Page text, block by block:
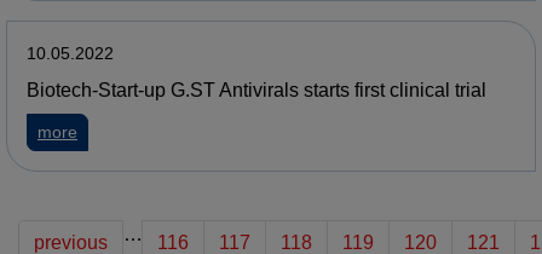
10.05.2022
Biotech-Start-up G.ST Antivirals starts first clinical trial
more
previous … 116 117 118 119 120 121